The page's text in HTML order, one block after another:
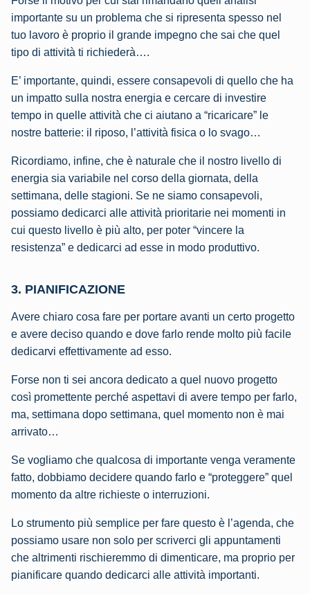
importante su un problema che si ripresenta spesso nel
tuo lavoro è proprio il grande impegno che sai che quel
tipo di attività ti richiederà….
E’ importante, quindi, essere consapevoli di quello che ha
un impatto sulla nostra energia e cercare di investire
tempo in quelle attività che ci aiutano a “ricaricare” le
nostre batterie: il riposo, l’attività fisica o lo svago…
Ricordiamo, infine, che è naturale che il nostro livello di
energia sia variabile nel corso della giornata, della
settimana, delle stagioni. Se ne siamo consapevoli,
possiamo dedicarci alle attività prioritarie nei momenti in
cui questo livello è più alto, per poter “vincere la
resistenza” e dedicarci ad esse in modo produttivo.
3. PIANIFICAZIONE
Avere chiaro cosa fare per portare avanti un certo progetto
e avere deciso quando e dove farlo rende molto più facile
dedicarvi effettivamente ad esso.
Forse non ti sei ancora dedicato a quel nuovo progetto
così promettente perché aspettavi di avere tempo per farlo,
ma, settimana dopo settimana, quel momento non è mai
arrivato…
Se vogliamo che qualcosa di importante venga veramente
fatto, dobbiamo decidere quando farlo e “proteggere” quel
momento da altre richieste o interruzioni.
Lo strumento più semplice per fare questo è l’agenda, che
possiamo usare non solo per scriverci gli appuntamenti
che altrimenti rischieremmo di dimenticare, ma proprio per
pianificare quando dedicarci alle attività importanti.